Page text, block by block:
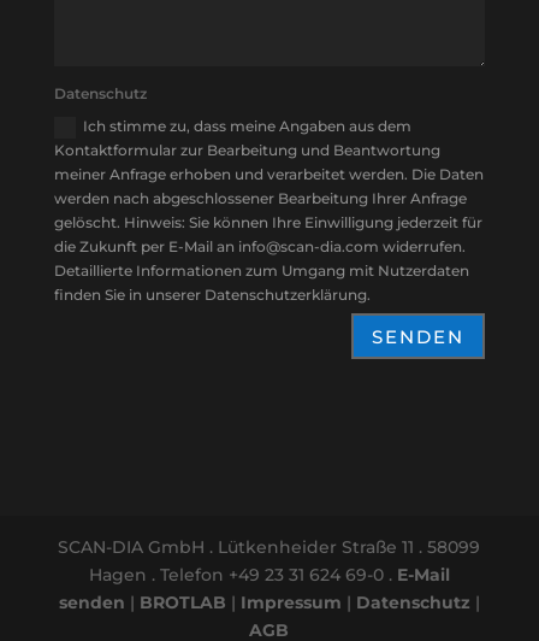
Datenschutz
Ich stimme zu, dass meine Angaben aus dem
Kontaktformular zur Bearbeitung und Beantwortung
meiner Anfrage erhoben und verarbeitet werden. Die Daten
werden nach abgeschlossener Bearbeitung Ihrer Anfrage
gelöscht. Hinweis: Sie können Ihre Einwilligung jederzeit für
die Zukunft per E-Mail an info@scan-dia.com widerrufen.
Detaillierte Informationen zum Umgang mit Nutzerdaten
finden Sie in unserer Datenschutzerklärung.
SENDEN
SCAN-DIA GmbH . Lütkenheider Straße 11 . 58099
Hagen . Telefon +49 23 31 624 69-0 . E-Mail
senden | BROTLAB | Impressum | Datenschutz |
AGB